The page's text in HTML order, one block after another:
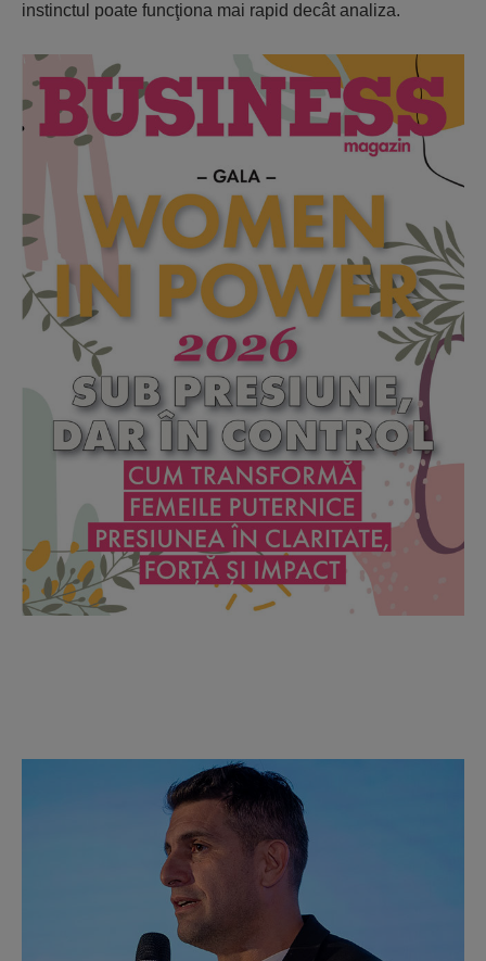
instinctul poate funcţiona mai rapid decât analiza.